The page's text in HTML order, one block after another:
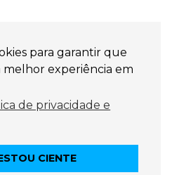
para garantir que
experiência em
de privacidade e
CIENTE